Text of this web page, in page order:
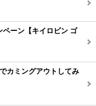
ーン【キイロビン ゴ
カミングアウトしてみ